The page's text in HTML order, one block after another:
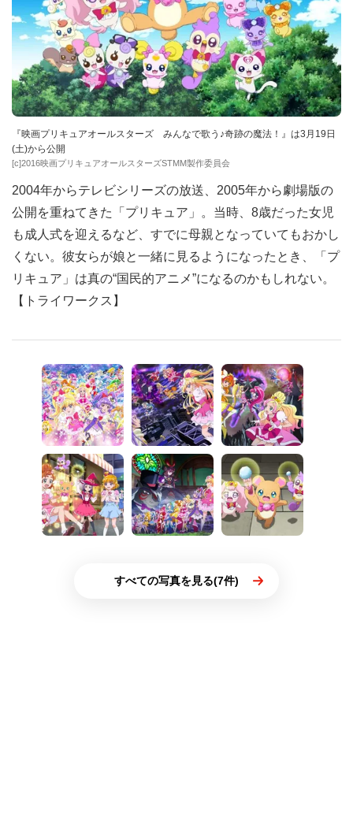
『映画プリキュアオールスターズ みんなで歌う♪奇跡の魔法！』は3月19日
(土)から公開
[c]2016映画プリキュアオールスターズSTMM製作委員会
2004年からテレビシリーズの放送、2005年から劇場版の
公開を重ねてきた「プリキュア」。当時、8歳だった女児
も成人式を迎えるなど、すでに母親となっていてもおかし
くない。彼女らが娘と一緒に見るようになったとき、「プ
リキュア」は真の“国民的アニメ”になるのかもしれない。
【トライワークス】
すべての写真を見る(7件)